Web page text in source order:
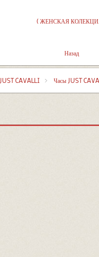
( ЖЕНСКАЯ
Назад
JUST CAVALLI Часы JUST